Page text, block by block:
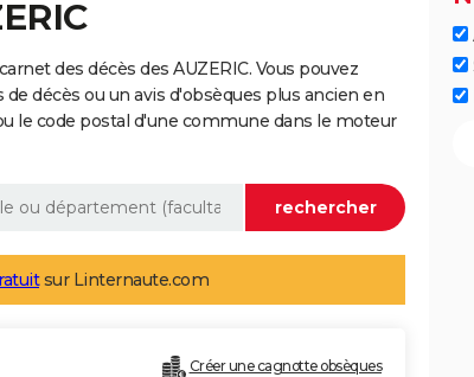
des décès des AUZERIC. Vous pouvez
décès ou un avis d'obsèques plus ancien en
le code postal d'une commune dans le moteur
sur Linternaute.com
Créer une cagnotte obsèques